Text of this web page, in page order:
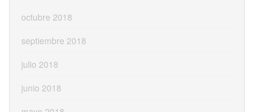
octubre 2018
septiembre 2018
julio 2018
junio 2018